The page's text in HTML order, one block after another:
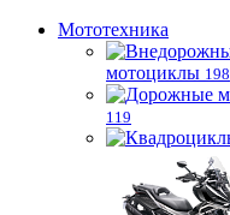
Мототехника
мотоциклы 198
119